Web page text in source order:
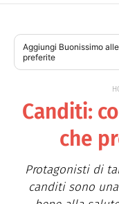
Aggiungi Buonissimo
preferite
Canditi:
che
Protagonisti di
canditi sono